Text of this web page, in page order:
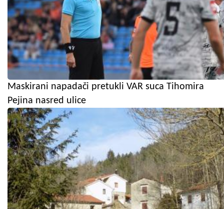
Maskirani napadači pretukli VAR suca Tihomira
Pejina nasred ulice